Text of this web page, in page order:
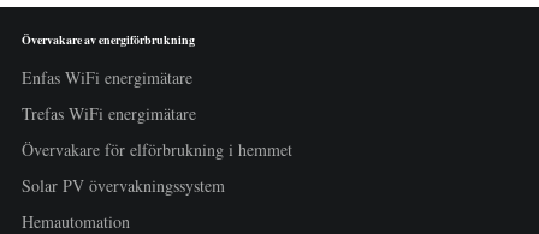
Övervakare av energiförbrukning
Enfas WiFi energimätare
Trefas WiFi energimätare
Övervakare för elförbrukning i hemmet
Solar PV övervakningssystem
Hemautomation